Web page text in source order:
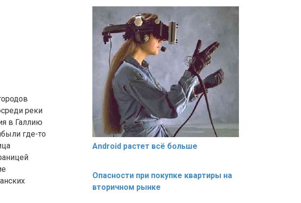
реки
в Галлию
где-то
Android растет всё больше
Опасности при покупке квартиры на
вторичном рынке